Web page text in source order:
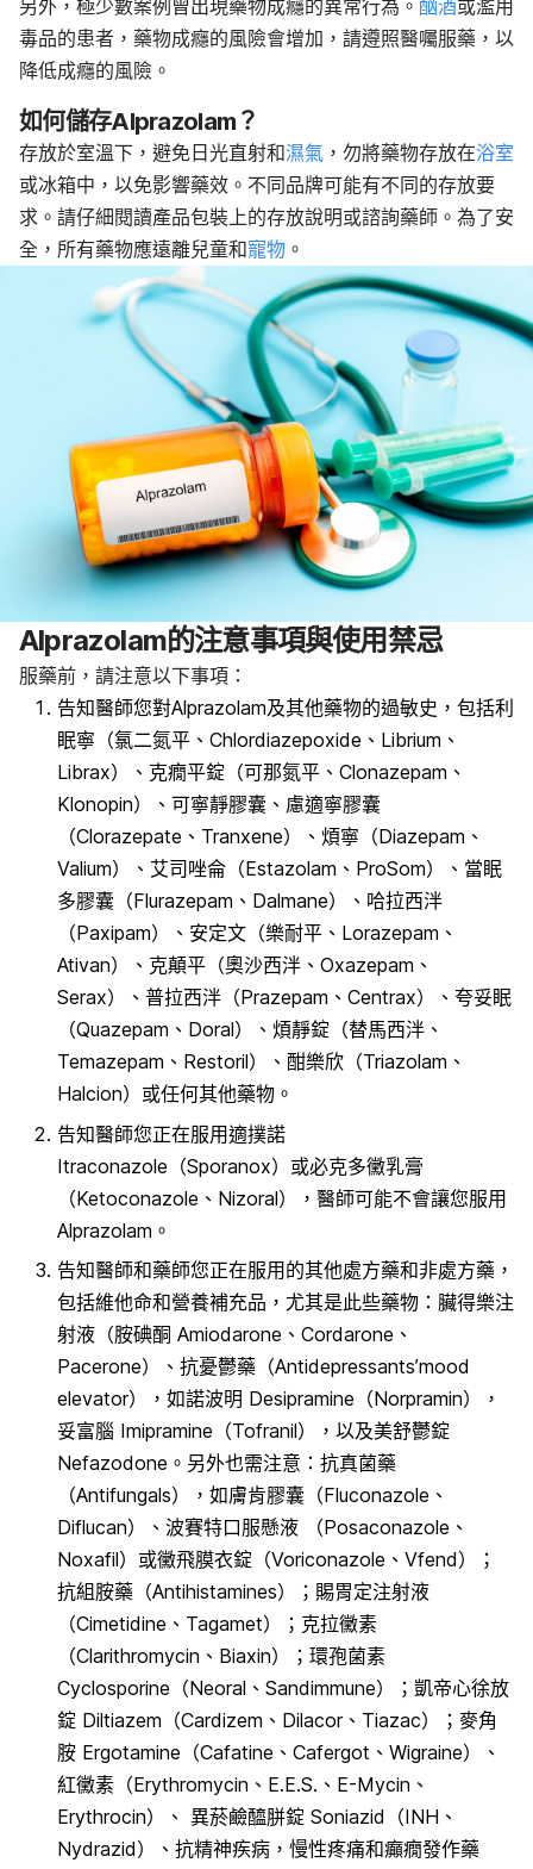
另外，極少數案例曾出現藥物成癮的異常行為。 酗酒或濫用
毒品的患者，藥物成癮的風險會增加，請遵照醫囑服藥，以
降低成癮的風險。
如何儲存Alprazolam？
存放於室溫下，避免日光直射和濕氣 ，勿將藥物存放在浴室
或冰箱中，以免影響藥效。不同品牌可能有不同的存放要
求。請仔細閱讀產品包裝上的存放說明或諮詢藥師。為了安
全，所有藥物應遠離兒童和寵物 。
Alprazolam的注意事項與使用禁忌
服藥前，請注意以下事項：
告知醫師您對Alprazolam及其他藥物的過敏史，包括利
眠寧（氯二氮平、Chlordiazepoxide、Librium、
Librax）、克癇平錠（可那氮平、Clonazepam、
Klonopin）、可寧靜膠囊、慮適寧膠囊
（Clorazepate、Tranxene）、煩寧（Diazepam、
Valium）、艾司唑侖（Estazolam、ProSom）、當眠
多膠囊（Flurazepam、Dalmane）、哈拉西泮
（Paxipam）、安定文（樂耐平、Lorazepam、
Ativan）、克顛平（奧沙西泮、Oxazepam、
Serax）、普拉西泮（Prazepam、Centrax）、夸妥眠
（Quazepam、Doral）、煩靜錠（替馬西泮、
Temazepam、Restoril）、酣樂欣（Triazolam、
Halcion）或任何其他藥物。
告知醫師您正在服用適撲諾
Itraconazole（Sporanox）或必克多黴乳膏
（Ketoconazole、Nizoral），醫師可能不會讓您服用
Alprazolam。
告知醫師和藥師您正在服用的其他處方藥和非處方藥，
包括維他命和營養補充品，尤其是此些藥物：臟得樂注
射液（胺碘酮 Amiodarone、Cordarone、
Pacerone）、抗憂鬱藥（Antidepressants’mood
elevator），如諾波明 Desipramine（Norpramin），
妥富腦 Imipramine（Tofranil），以及美舒鬱錠
Nefazodone。另外也需注意：抗真菌藥
（Antifungals），如膚肯膠囊（Fluconazole、
Diflucan）、波賽特口服懸液 （Posaconazole、
Noxafil）或黴飛膜衣錠（Voriconazole、Vfend）；
抗組胺藥（Antihistamines）；賜胃定注射液
（Cimetidine、Tagamet）；克拉黴素
（Clarithromycin、Biaxin）；環孢菌素
Cyclosporine（Neoral、Sandimmune）；凱帝心徐放
錠 Diltiazem（Cardizem、Dilacor、Tiazac）；麥角
胺 Ergotamine（Cafatine、Cafergot、Wigraine）、
紅黴素（Erythromycin、E.E.S.、E-Mycin、
Erythrocin）、 異菸鹼醯胼錠 Soniazid（INH、
Nydrazid）、抗精神疾病，慢性疼痛和癲癇發作藥